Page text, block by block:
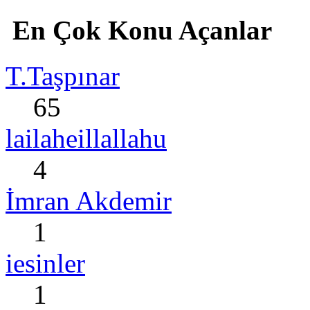
En Çok Konu Açanlar
T.Taşpınar
65
lailaheillallahu
4
İmran Akdemir
1
iesinler
1